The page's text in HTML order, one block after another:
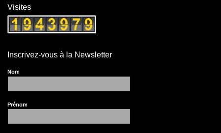
Visites
Inscrivez-vous à la Newsletter
Nom
Prénom